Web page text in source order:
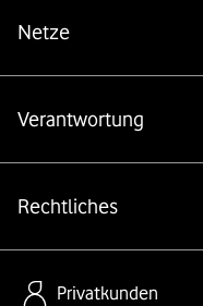
Netze
Verantwortung
Rechtliches
Privatkunden